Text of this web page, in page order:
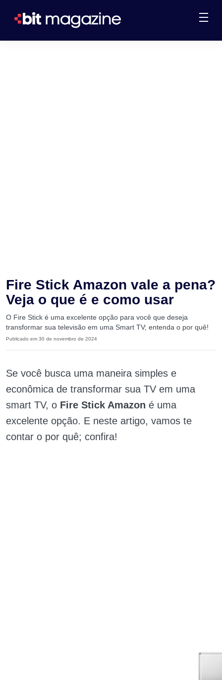
Fire Stick Amazon vale a pena?
Veja o que é e como usar
O Fire Stick é uma excelente opção para você que deseja
transformar sua televisão em uma Smart TV; entenda o por quê!
Publicado em 30 de novembro de 2024
Se você busca uma maneira simples e
econômica de transformar sua TV em uma
smart TV, o Fire Stick Amazon é uma
excelente opção. E neste artigo, vamos te
contar o por quê; confira!